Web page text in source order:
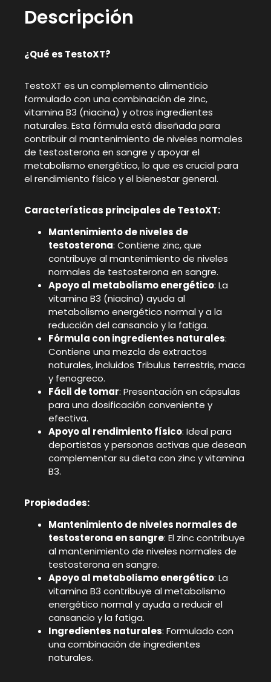
Descripción
¿Qué es TestoXT?
TestoXT es un complemento alimenticio
formulado con una combinación de zinc,
vitamina B3 (niacina) y otros ingredientes
naturales. Esta fórmula está diseñada para
contribuir al mantenimiento de niveles normales
de testosterona en sangre y apoyar el
metabolismo energético, lo que es crucial para
el rendimiento físico y el bienestar general.
Características principales de TestoXT:
Mantenimiento de niveles de
testosterona: Contiene zinc, que
contribuye al mantenimiento de niveles
normales de testosterona en sangre.
Apoyo al metabolismo energético: La
vitamina B3 (niacina) ayuda al
metabolismo energético normal y a la
reducción del cansancio y la fatiga.
Fórmula con ingredientes naturales:
Contiene una mezcla de extractos
naturales, incluidos Tribulus terrestris, maca
y fenogreco.
Fácil de tomar: Presentación en cápsulas
para una dosificación conveniente y
efectiva.
Apoyo al rendimiento físico: Ideal para
deportistas y personas activas que desean
complementar su dieta con zinc y vitamina
B3.
Propiedades:
Mantenimiento de niveles normales de
testosterona en sangre: El zinc contribuye
al mantenimiento de niveles normales de
testosterona en sangre.
Apoyo al metabolismo energético: La
vitamina B3 contribuye al metabolismo
energético normal y ayuda a reducir el
cansancio y la fatiga.
Ingredientes naturales: Formulado con
una combinación de ingredientes
naturales.